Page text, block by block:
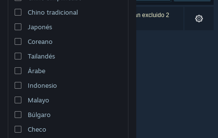
Cambiar idioma
Obtener la aplicación de Steam Mobile
Ver versión clásica
Chino tradicional
Japonés
Coreano
Tailandés
Árabe
Indonesio
Malayo
Búlgaro
Checo
0 resultado(s) coinciden con la búsqueda. Se han excluido 2
títulos según tus preferencias.